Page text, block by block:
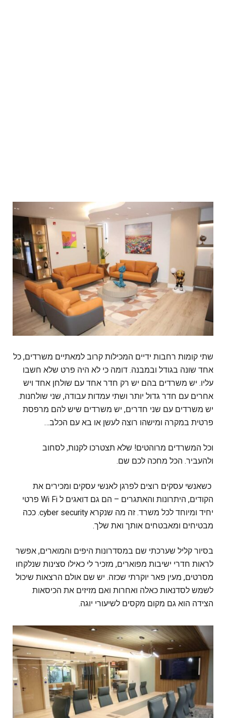
שתי קומות רחבות ידיים המכילות קרוב למאתיים משרדים, כל
אחד שונה בגודל ובמבנה. דומה כי לא היה פרט שלא חשבו
עליו. יש משרדים בהם יש רק חדר אחד עם שולחן אחד ויש
אחרים עם חדר גדול יותר ושתי עמדות עבודה, שני שולחנות.
יש משרדים עם שני חדרים, יש משרדים שיש להם מרפסת
פרטית במקרה ומישהו רוצה לעשן או בא עם הכלב…
ו‏כל המשרדים מרוהטים! ‏שלא תצטרכו לקנות, לסחוב
ולהעביר. הכל מחכה לכם שם.
‏ כשאנשי עסקים רוצים לפרגן לאנשי עסקים ומכירים את
הקודים, היתרונות והאתגרים – ‏הם גם דואגים ל Wi Fi פרטי
יחיד ומיוחד לכל משרד. זה מה שנקרא cyber security. ככה
מבטיחים ומאבטחים אותך ואת שלך.
בסיור קליל שערכתי שם במסדרונות היפים והמוארים, אפשר
לראות חדרי ישיבות מפוארים, מזכיר לי כאילו סצינות שנלקחו
מסרטים, מעין פאר יוקרתי שכזה. יש שם אולם הרצאות שיכול
לשמש לסדנאות כאלה ואחרות ואם מזיזים את הכיסאות
הצידה הוא גם מקום מקסים לשיעורי יוגה.